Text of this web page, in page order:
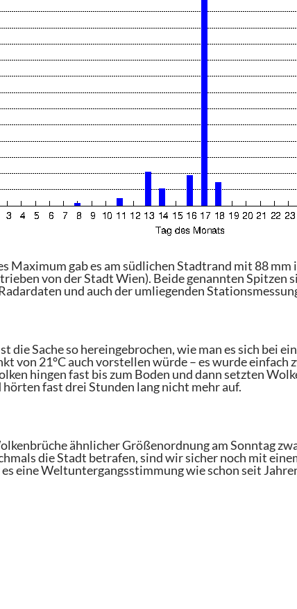
Maximum gab es am südlichen Stadtrand mit 88
von der Stadt Wien). Beide genannten Spitzen
und auch der umliegenden
die Sache so hereingebrochen, wie man es sich bei
von 21°C auch vorstellen würde – es wurde einfach
hingen fast bis zum Boden und dann setzten
fast drei Stunden lang nicht mehr auf.
ähnlicher Größenordnung am Sonntag
die Stadt betrafen, sind wir sicher noch mit
eine Weltuntergangsstimmung wie schon seit